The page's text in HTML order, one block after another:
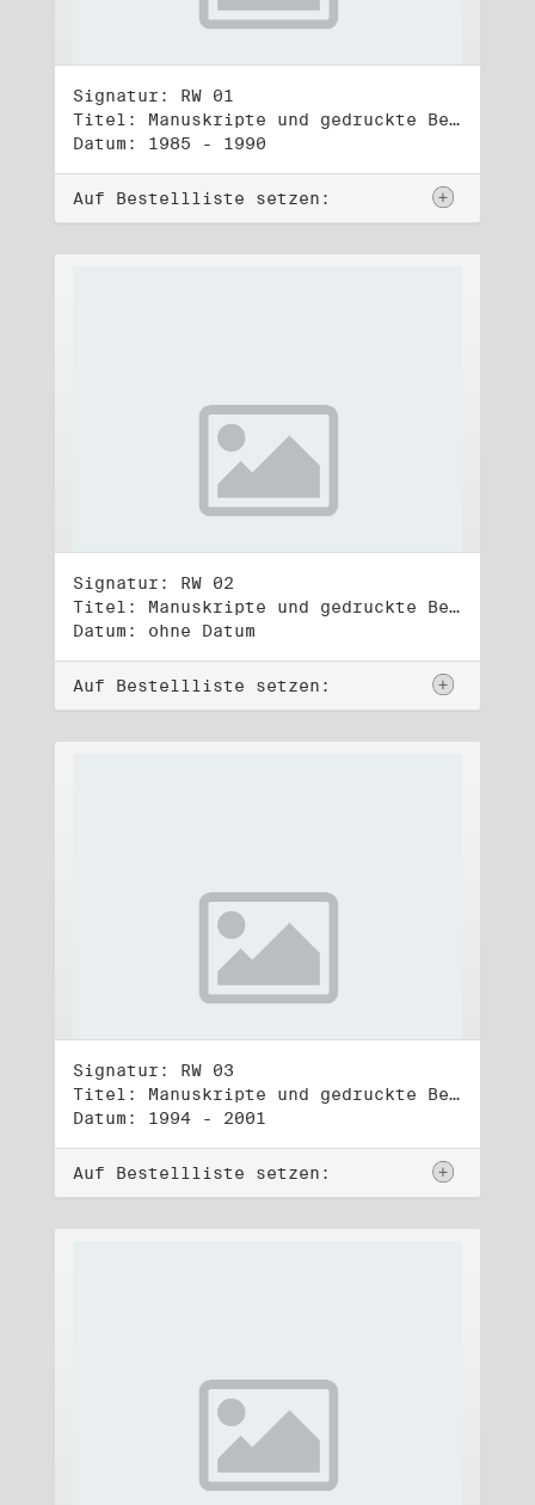
Signatur: RW 01
Titel: Manuskripte und gedruckte Belege (1)
Datum: 1985 - 1990
Auf Bestellliste setzen:
Signatur: RW 02
Titel: Manuskripte und gedruckte Belege (2)
Datum: ohne Datum
Auf Bestellliste setzen:
Signatur: RW 03
Titel: Manuskripte und gedruckte Belege (3)
Datum: 1994 - 2001
Auf Bestellliste setzen: